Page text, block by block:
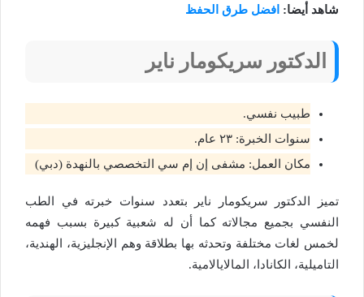
شاهد أيضا: افضل طرق الحفظ
الدكتور سريكومار ناير
طبيب نفسي.
سنوات الخبرة: ٢٣ عام.
مكان العمل: مشفى إن إم سي التخصصي بالنهدة (دبي)
تميز الدكتور سريكومار ناير بتعدد سنوات خبرته في الطب
النفسي بجميع مجالاته كما أن له شعبية كبيرة بسبب فهمه
لخمس لغات مختلفة وتحدثه بها بطلاقة وهم الإنجليزية، الهندية،
التاميلية، الكانادا، المالايالامية.